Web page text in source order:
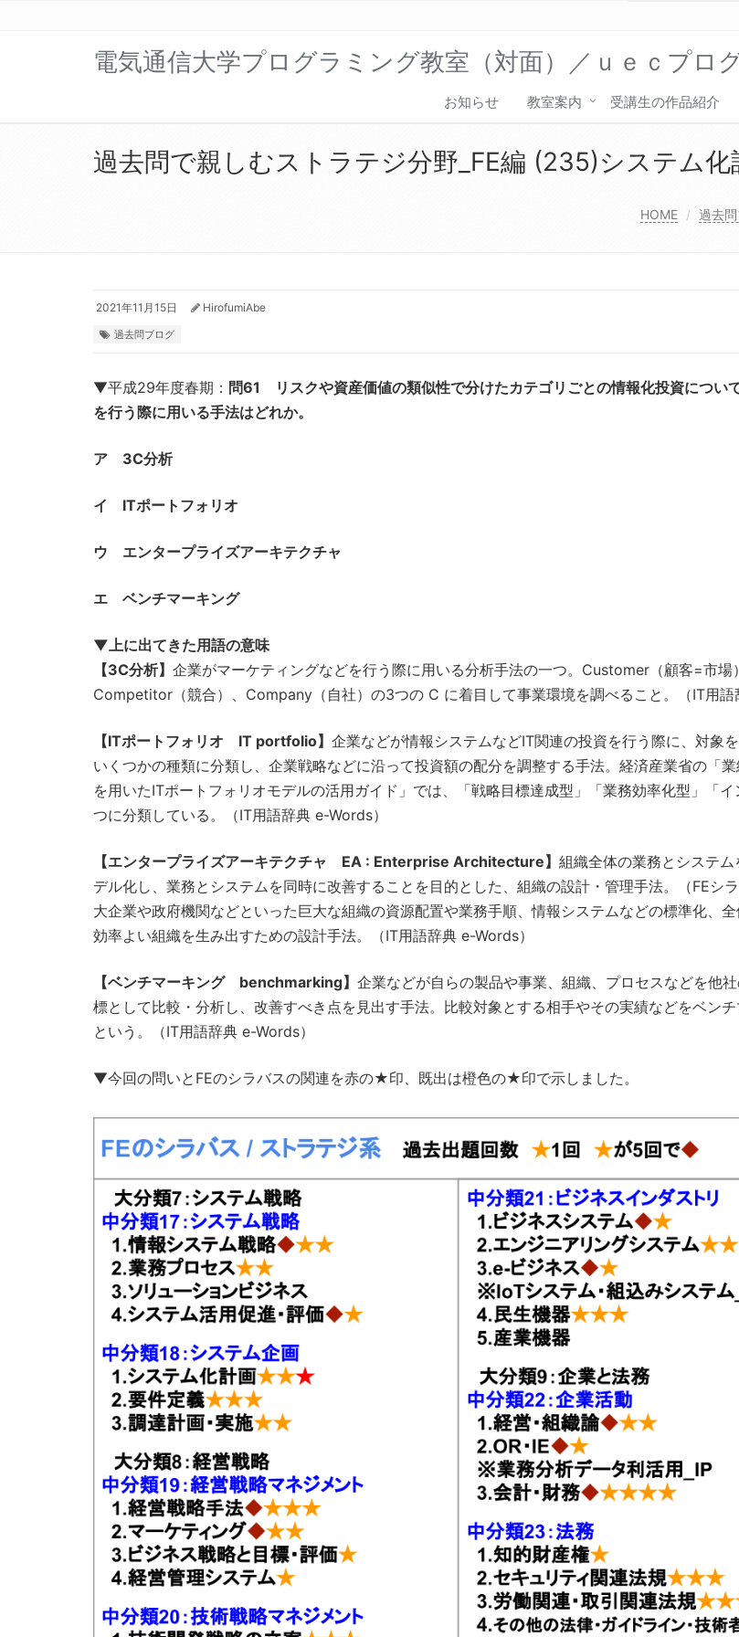
電気通信大学プログラミング教室（対面）／ｕｅｃプロ
お知らせ 教室案内 受講生の作品紹介
過去問で親しむストラテジ分野_FE編 (235)システム化
HOME 過去
2021年11月15日 HirofumiAbe
過去問ブログ
▼平成29年度春期： 問61 リスクや資産価値の類似性で分けたカテゴリごとの情報化投資につい
を行う際に用いる手法はどれか。
ア 3C分析
イ ITポートフォリオ
ウ エンタープライズアーキテクチャ
エ ベンチマーキング
▼上に出てきた用語の意味
【3C分析】 企業がマーケティングなどを行う際に用いる分析手法の一つ。Customer（顧客=市場
Competitor（競合）、Company（自社）の3つの C に着目して事業環境を調べること。（IT用語
【ITポートフォリオ IT portfolio】 企業などが情報システムなどIT関連の投資を行う際に、対象
いくつかの種類に分類し、企業戦略などに沿って投資額の配分を調整する手法。経済産業省の「
を用いたITポートフォリオモデルの活用ガイド」では、「戦略目標達成型」「業務効率化型」「
つに分類している。（IT用語辞典 e-Words）
【エンタープライズアーキテクチャ EA : Enterprise Architecture】 組織全体の業務とシステ
デル化し、業務とシステムを同時に改善することを目的とした、組織の設計・管理手法。（FEシラ
大企業や政府機関などといった巨大な組織の資源配置や業務手順、情報システムなどの標準化、全
効率よい組織を生み出すための設計手法。（IT用語辞典 e-Words）
【ベンチマーキング benchmarking】 企業などが自らの製品や事業、組織、プロセスなどを他
標として比較・分析し、改善すべき点を見出す手法。比較対象とする相手やその実績などをベン
という。（IT用語辞典 e-Words）
▼今回の問いとFEのシラバスの関連を赤の★印、既出は橙色の★印で示しました。